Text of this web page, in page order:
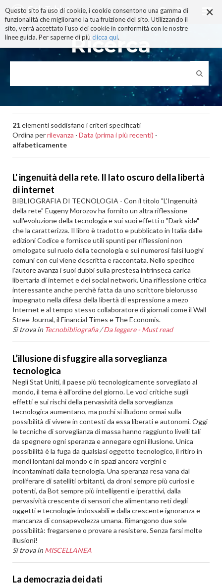
×
Questo sito fa uso di cookie, i cookie consentono una gamma di
funzionalità che migliorano la tua fruizione del sito. Utilizzando il
sito, verrà accettato l'uso dei cookie in conformità con le nostre
linee guida. Per saperne di più clicca qui.
ai
contenuti.
|
alla
navigazione
Ricerca
21elementi soddisfano i criteri specificati
Ordina perrilevanza · Data (prima i più recenti) ·
alfabeticamente
L' ingenuità della rete. Il lato oscuro della libertà
di internet
BIBLIOGRAFIA DI TECNOLOGIA - Con il titolo "L'Ingenuità
della rete" Eugeny Morozov ha fornito un altra riflessione
sull'evoluzione della tecnologia e sui suoi effetti o "Dark side"
che la caratterizza. Il libro è tradotto e pubblicato in Italia dalle
edizioni Codice e fornisce utili spunti per riflessioni non
omologate sul ruolo della tecnologia e sui numerosi falsi luoghi
comuni con cui viene descritta e raccontata. Nello specifico
l'autore avanza i suoi dubbi sulla prestesa intrinseca carica
libertaria di internet e dei social network. Una riflessione critica
interessante anche perchè fatta da uno scrittore bielorusso
impegnato nella difesa della libertà di espressione a mezo
Internet e al tempo stesso collaboratore di giornali come il Wall
Stree Journal, il Financial Times e The Economis.
Si trova in Tecnobibliografia /Da leggere - Must read
L’illusione di sfuggire alla sorveglianza
tecnologica
Negli Stat Uniti, il paese più tecnologicamente sorvegliato al
mondo, il tema è all’ordine del giorno. Le voci critiche sugli
effetti e sui rischi della pervasività della sorveglianza
tecnologica aumentano, ma pochi si illudono ormai sulla
possibilità di vivere in contesti da essa liberati e autonomi. Oggi
le tecniche di sorveglianza di massa hanno raggiunto livelli tali
da spegnere ogni speranza e annegare ogni illusione. Unica
possibilità è la fuga da qualsiasi oggetto tecnologico, il ritiro in
mondi lontani dal mondo e in spazi ancora vergini e
incontaminati dalla tecnologia. Una speranza resa vana dal
proliferare di satelliti orbitanti, da droni sempre più curiosi e
potenti, da Bot sempre più intelligenti e iperattivi, dalla
pervasività crescente di sensori che alimentano reti degli
oggetti e tecnologie indossabili e dalla crescente ignoranza e
mancanza di consapevolezza umana. Rimangono due sole
possibilità: fregarsene o provare a resistere. Senza farsi molte
illusioni!
Si trova in MISCELLANEA
La democrazia dei dati